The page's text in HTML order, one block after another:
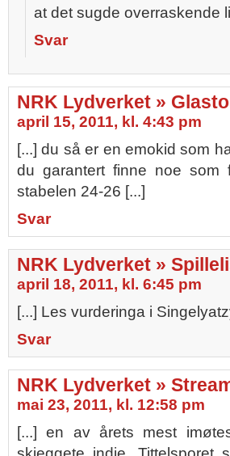
at det sugde overraskende
Svar
NRK Lydverket »
april 15, 2011, kl. 4:43 pm
[...] du så er en emokid som
du garantert finne noe
stabelen 24-26 [...]
Svar
NRK Lydverket »
april 18, 2011, kl. 6:45 pm
[...] Les vurderinga i
Svar
NRK Lydverket »
mai 23, 2011, kl. 12:58 pm
[...] en av årets mest